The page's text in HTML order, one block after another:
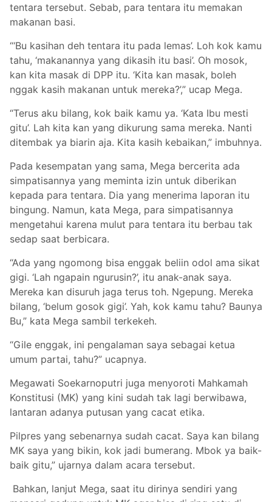
tentara tersebut. Sebab, para tentara itu memakan
makanan basi.
“‘Bu kasihan deh tentara itu pada lemas’. Loh kok kamu
tahu, ‘makanannya yang dikasih itu basi’. Oh mosok,
kan kita masak di DPP itu. ‘Kita kan masak, boleh
nggak kasih makanan untuk mereka?’,” ucap Mega.
“Terus aku bilang, kok baik kamu ya. ‘Kata Ibu mesti
gitu’. Lah kita kan yang dikurung sama mereka. Nanti
ditembak ya biarin aja. Kita kasih kebaikan,” imbuhnya.
Pada kesempatan yang sama, Mega bercerita ada
simpatisannya yang meminta izin untuk diberikan
kepada para tentara. Dia yang menerima laporan itu
bingung. Namun, kata Mega, para simpatisannya
mengetahui karena mulut para tentara itu berbau tak
sedap saat berbicara.
“Ada yang ngomong bisa enggak beliin odol ama sikat
gigi. ‘Lah ngapain ngurusin?’, itu anak-anak saya.
Mereka kan disuruh jaga terus toh. Ngepung. Mereka
bilang, ‘belum gosok gigi’. Yah, kok kamu tahu? Baunya
Bu,” kata Mega sambil terkekeh.
“Gile enggak, ini pengalaman saya sebagai ketua
umum partai, tahu?” ucapnya.
Megawati Soekarnoputri juga menyoroti Mahkamah
Konstitusi (MK) yang kini sudah tak lagi berwibawa,
lantaran adanya putusan yang cacat etika.
Pilpres yang sebenarnya sudah cacat. Saya kan bilang
MK saya yang bikin, kok jadi bumerang. Mbok ya baik-
baik gitu,” ujarnya dalam acara tersebut.
Bahkan, lanjut Mega, saat itu dirinya sendiri yang